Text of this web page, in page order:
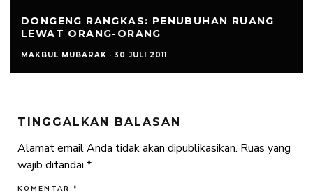
DONGENG RANGKAS: PENUBUHAN RUANG
LEWAT ORANG-ORANG
MAKBUL MUBARAK · 30 JULI 2011
TINGGALKAN BALASAN
Alamat email Anda tidak akan dipublikasikan. Ruas yang
wajib ditandai *
KOMENTAR *